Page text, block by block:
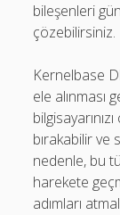
bileşenleri
çözebilirsiniz.
Kernelbase
ele alınması
bırakabilir ve
nedenle, bu
harekete
adımları